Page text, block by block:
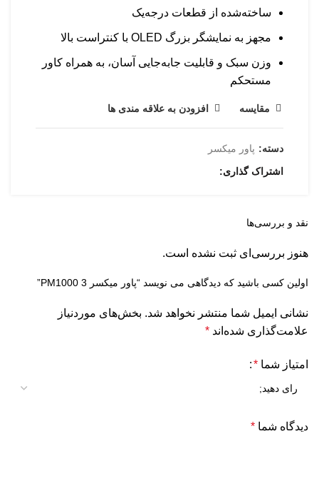
ساخته‌شده از قطعات درجه‌یک
مجهز به نمایشگر بزرگ OLED با کنتراست بالا
وزن سبک و قابلیت جابه‌جایی آسان، به همراه کاور
مستحکم
مقایسه افزودن به علاقه مندی ها
دسته: پاور میکسر
اشتراک گذاری
نقد و بررسی‌ها
هنوز بررسی‌ای ثبت نشده است.
اولین کسی باشید که دیدگاهی می نویسد “پاور میکسر PM1000 3”
نشانی ایمیل شما منتشر نخواهد شد. بخش‌های موردنیاز
علامت‌گذاری شده‌اند *
امتیاز شما *
دیدگاه شما *